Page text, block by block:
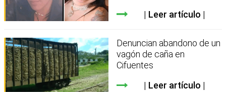
Leer artículo
Denuncian abandono de un
vagón de caña en
Cifuentes
Leer artículo